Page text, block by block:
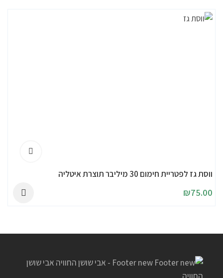
ווסת גז לפטריית חימום 30 מיליבר תוצרת איטליה
₪75.00